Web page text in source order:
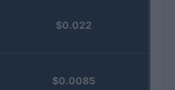
$0.022
$0.0085